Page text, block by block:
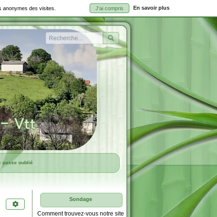
des visites. J'ai compris En savoir plus
Rechercher
passe oublié
Sondage
Comment trouvez-vous notre site